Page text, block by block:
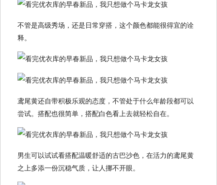
不管是高级秀场，还是日常穿搭，这个颜色都能很得宜的诠
释。
鸢尾黄还自带积极乐观的态度，不管处于什么年龄段都可以
尝试。搭配也很简单，搭配白色看上去就轻松自在。
男生可以试试看搭配温暖舒适的古巴沙色，在活力的鸢尾黄
之上多添一份沉稳气质，让人挪不开眼。